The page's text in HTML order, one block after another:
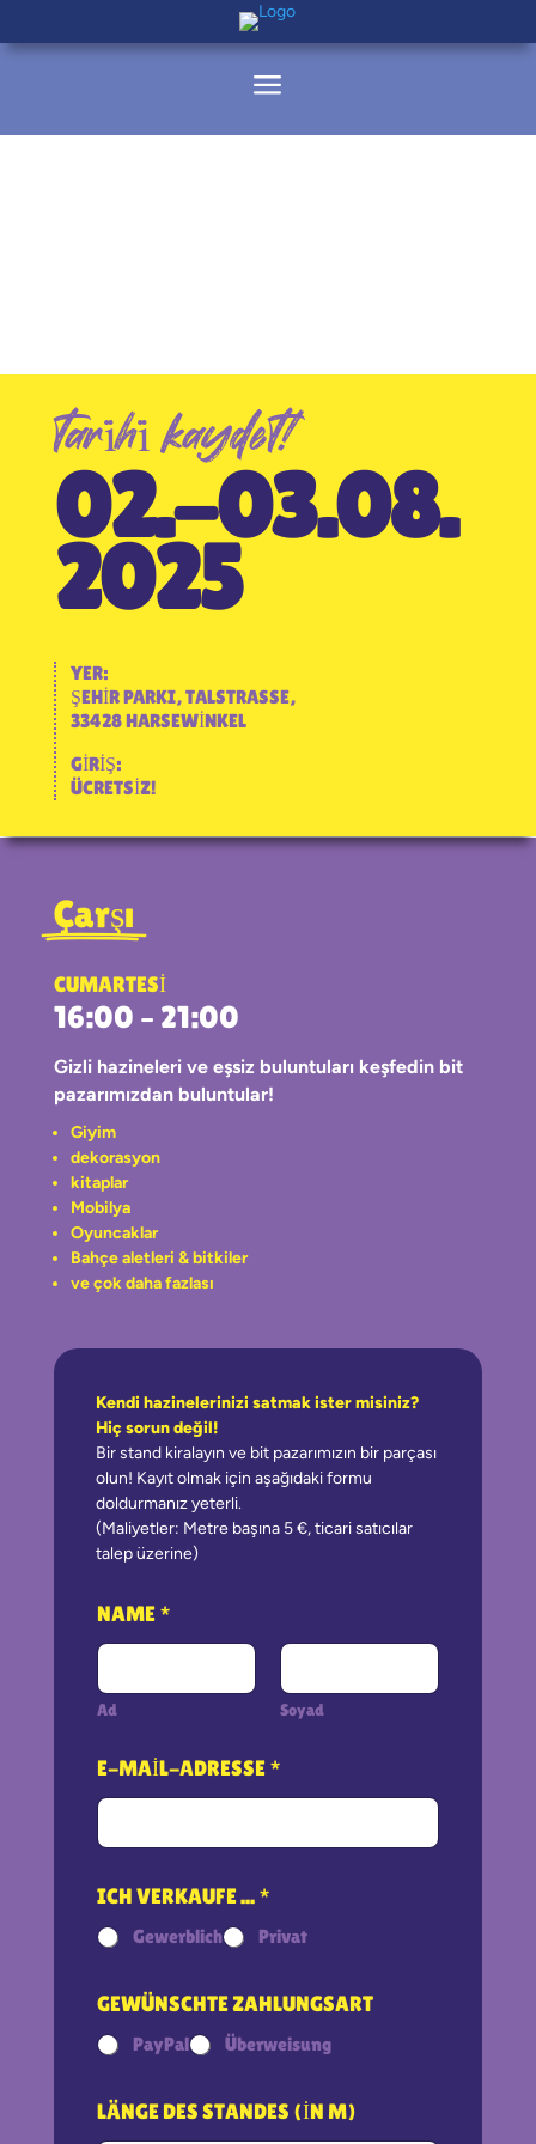
a
tari̇hi̇ kaydet!
02.-03.08.
2025
YER:
ŞEHIR PARKI, TALSTRASSE,
33428 HARSEWINKEL
GIRIŞ:
ÜCRETSIZ!
Çarşı
CUMARTESI
16:00 – 21:00
Gizli hazineleri ve eşsiz buluntuları keşfedin bit
pazarımızdan buluntular!
Giyim
dekorasyon
kitaplar
Mobilya
Oyuncaklar
Bahçe aletleri & bitkiler
ve çok daha fazlası
Kendi hazinelerinizi satmak ister misiniz?
Hiç sorun değil!
Bir stand kiralayın ve bit pazarımızın bir parçası
olun! Kayıt olmak için aşağıdaki formu
doldurmanız yeterli.
(Maliyetler: Metre başına 5 €, ticari satıcılar
talep üzerine)
NAME*
Ad Soyad
E-MAIL-ADRESSE*
ICH VERKAUFE ...*
Gewerblich Privat
GEWÜNSCHTE ZAHLUNGSART
PayPal Überweisung
LÄNGE DES STANDES (IN M)